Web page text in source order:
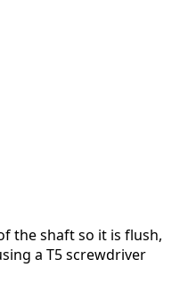
the shaft so it is flush,
a T5 screwdriver